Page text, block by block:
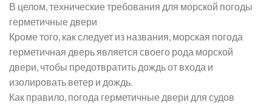
В целом, технические требования для морской погоды
герметичные двери
Кроме того, как следует из названия, морская погода
герметичная дверь является своего рода морской
двери, чтобы предотвратить дождь от входа и
изолировать ветер и дождь.
Как правило, погода герметичные двери для судов